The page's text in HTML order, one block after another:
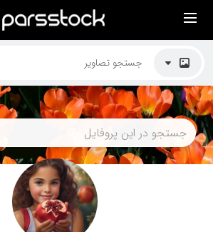
لیست قیمت ها
کاربرد تصاویر
موضوعات تصاویر
دکوراسیون و فضاها
هنرمندان ایرانی
کسب درآمد از فروش تصاویر
021 28428845